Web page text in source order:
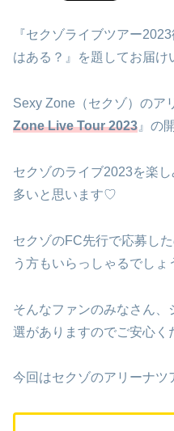
『セクゾライブツアー
はある？』を題してお届け
Sexy Zone（セクゾ）のア
Zone Live Tour 2023 』の
セクゾのライブ2023を楽
多いと思います♡
セクゾのFC先行で応募し
う方もいらっしゃるでしょ
そんなファンのみなさん、
選がありますのでご安心く
今回はセクゾのアリーナツ